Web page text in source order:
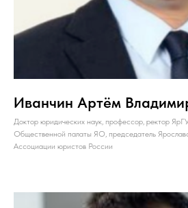
Иванчин Артём
Доктор юридических наук, профессор, ректор
Общественной палаты ЯО, председатель
Ассоциации юристов России